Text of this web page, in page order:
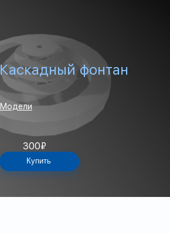
Каскадный фонтан
Модели
300₽
Купить